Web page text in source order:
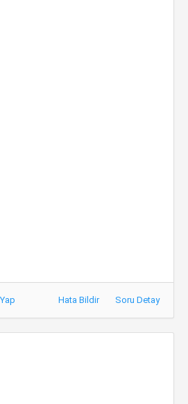
Hata Bildir Soru Detay